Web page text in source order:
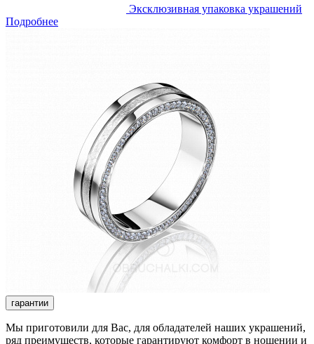
Эксклюзивная упаковка украшений
Подробнее
гарантии
Мы приготовили для Вас, для обладателей наших украшений,
ряд преимуществ, которые гарантируют комфорт в ношении и